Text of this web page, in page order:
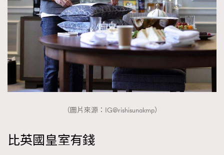
（圖片來源：IG@rishisunakmp）
比英國皇室有錢